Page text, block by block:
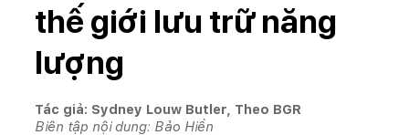
thế giới lưu trữ năng
lượng
Tác giả: Sydney Louw Butler, Theo BGR
Biên tập nội dung: Bảo Hiền